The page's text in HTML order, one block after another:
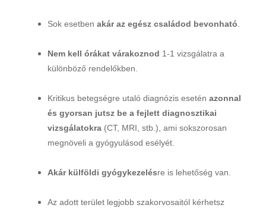
Sok esetben akár az egész családod bevonható
Nem kell órákat várakoznod 1-1 vizsgálatra a
különböző rendelőkben.
Kritikus betegségre utaló diagnózis esetén azonnal
és gyorsan jutsz be a fejlett diagnosztikai
vizsgálatokra (CT, MRI, stb.), ami sokszorosan
megnöveli a gyógyulásod esélyét.
Akár külföldi gyógykezelésre is lehetőség van.
Az adott terület legjobb szakorvosaitól kérhetsz